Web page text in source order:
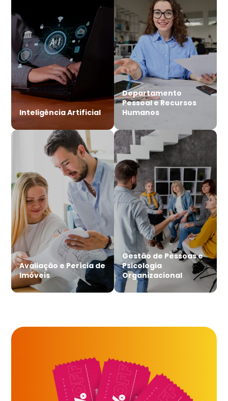
Inteligência Artificial
Departamento
Pessoal e Recursos
Humanos
Avaliação e Perícia de
Imóveis
Gestão de Pessoas e
Psicologia
Organizacional